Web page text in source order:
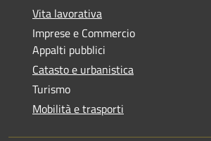
Vita lavorativa
Imprese e Commercio
Appalti pubblici
Catasto e urbanistica
Turismo
Mobilità e trasporti